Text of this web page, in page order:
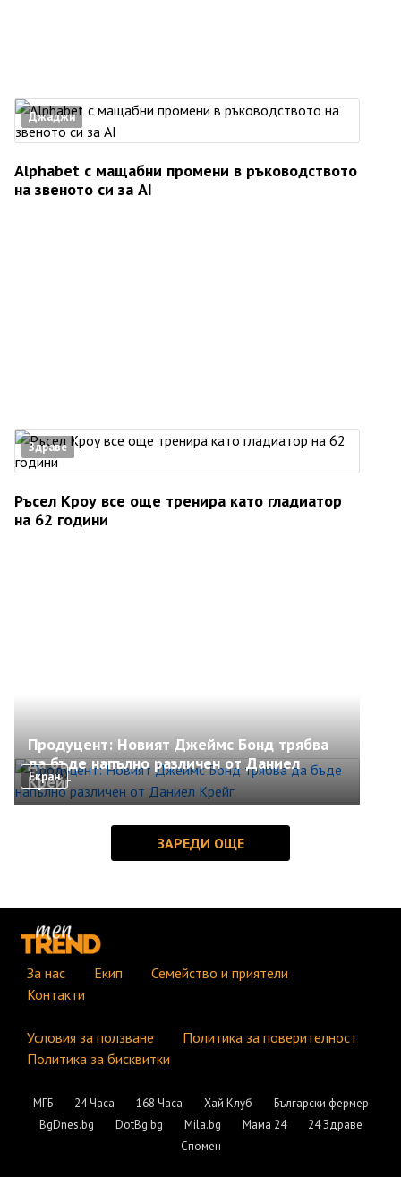
Джаджи
Alphabet с мащабни промени в ръководството
на звеното си за AI
Здраве
Ръсел Кроу все още тренира като гладиатор
на 62 години
Екран
Продуцент: Новият Джеймс Бонд трябва
да бъде напълно различен от Даниел
Крейг
За нас Екип
Семейство и приятели
Контакти
Условия за ползване
Политика за поверителност
Политика за бисквитки
МГБ 24 Часа 168 Часа Хай Клуб
Български фермер
BgDnes.bg
DotBg.bg Mila.bg Мама 24
24 Здраве
Спомен